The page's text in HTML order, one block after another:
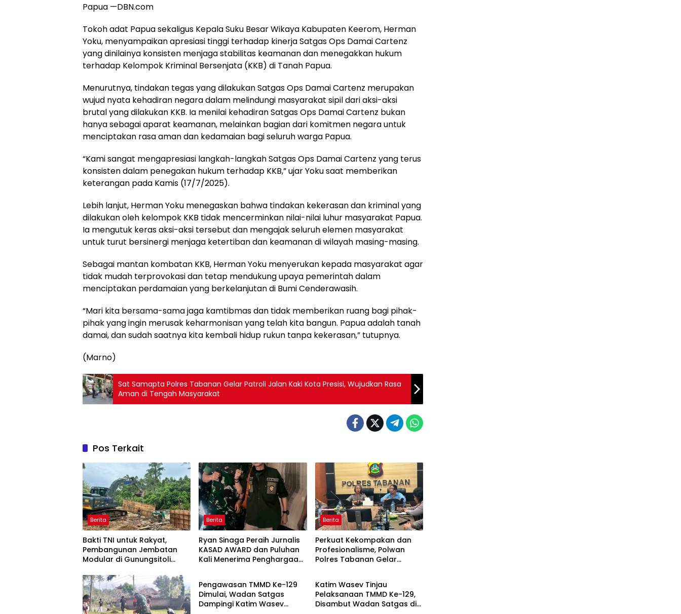
Papua —DBN.com
Tokoh adat Papua sekaligus Kepala Suku Besar Wikaya Kabupaten Keerom, Herman
Yoku, menyampaikan apresiasi tinggi terhadap kinerja Satgas Ops Damai Cartenz
yang dinilainya konsisten menjaga stabilitas keamanan dan menegakkan hukum
terhadap Kelompok Kriminal Bersenjata (KKB) di Tanah Papua.
Menurutnya, tindakan tegas yang dilakukan Satgas Ops Damai Cartenz merupakan
wujud nyata kehadiran negara dalam melindungi masyarakat sipil dari aksi-aksi
brutal yang dilakukan KKB. Ia menilai kehadiran Satgas Ops Damai Cartenz bukan
hanya sebagai aparat keamanan, melainkan bagian dari komitmen negara untuk
menciptakan rasa aman dan kedamaian bagi seluruh warga Papua.
“Kami sangat mengapresiasi langkah-langkah Satgas Ops Damai Cartenz yang terus
konsisten dalam penegakan hukum terhadap KKB,” ujar Yoku saat memberikan
keterangan pada Kamis (17/7/2025).
Lebih lanjut, Herman Yoku menegaskan bahwa tindakan kekerasan dan kriminal yang
dilakukan oleh kelompok KKB tidak mencerminkan nilai-nilai luhur masyarakat Papua.
Ia mengutuk keras aksi-aksi tersebut dan mengajak seluruh elemen masyarakat
untuk turut bersinergi menjaga ketertiban dan keamanan di wilayah masing-masing.
Sebagai mantan kombatan KKB, Herman Yoku menyerukan kepada masyarakat agar
tidak mudah terprovokasi dan tetap mendukung upaya pemerintah dalam
menciptakan perdamaian yang berkelanjutan di Bumi Cenderawasih.
“Mari kita bersama-sama jaga kamtibmas dan tidak memberikan ruang bagi pihak-
pihak yang ingin merusak keharmonisan yang telah kita bangun. Papua adalah tanah
damai, dan sudah saatnya kita kembali hidup rukun tanpa kekerasan,” tutupnya.
(Marno)
Sat Samapta Polres Tabanan Gelar Patroli Jalan Kaki Kota Presisi, Wujudkan Rasa
Aman di Tengah Masyarakat
Pos Terkait
Berita
Bakti TNI untuk Rakyat,
Pembangunan Jembatan
Modular di Gunungsitoli
Abutmen
Berita
Ryan Sinaga Peraih Jurnalis
KASAD AWARD dan Puluhan
Kali Menerima Penghargaan
Berita
Perkuat Kekompakan dan
Profesionalisme, Polwan
Polres Tabanan Gelar
Berita
Pengawasan TMMD Ke-129
Dimulai, Wadan Satgas
Dampingi Katim Wasev
Berita
Katim Wasev Tinjau
Pelaksanaan TMMD Ke-129,
Disambut Wadan Satgas di